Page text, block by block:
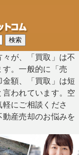
が、「買取」は不
。一般的に「売
額、「買取」は短
われています。空
にご相談くださ
産売却のお悩みを